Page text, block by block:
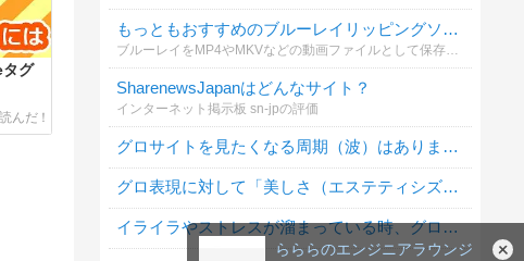
らららのエンジニアラウンジ
グ
もっともおすすめのブルーレイリッピングソフトは何ですか？
SharenewsJapanはどんなサイト？
インターネット掲示板 sn-jpの評価
グロサイトを見たくなる周期（波）はありますか？
グロ表現に対して「美しさ（エステティシズム）」を感じることはありますか？
イライラやストレスが溜まっている時、グロサイトを見たくなる？